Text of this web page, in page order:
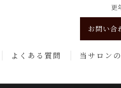
更
お問い合
よくある質問 当サロン